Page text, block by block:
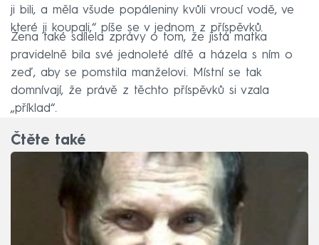
ji bili, a měla všude popáleniny kvůli vroucí vodě, ve
které ji koupali,“ píše se v jednom z příspěvků.
Žena také sdílela zprávy o tom, že jistá matka
pravidelně bila své jednoleté dítě a házela s ním o
zeď, aby se pomstila manželovi. Místní se tak
domnívají, že právě z těchto příspěvků si vzala
„příklad“.
Čtěte také